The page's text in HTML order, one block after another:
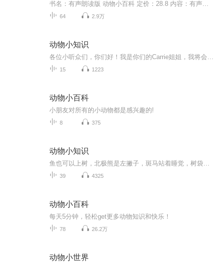
64 2.9万
动物小知识
15 1223
动物小百科
小朋友对所有的小动物都是感兴趣的!
8 375
动物小知识
39 4325
动物小百科
每天5分钟，轻松get更多动物知识和快乐！
78 26.2万
动物小世界